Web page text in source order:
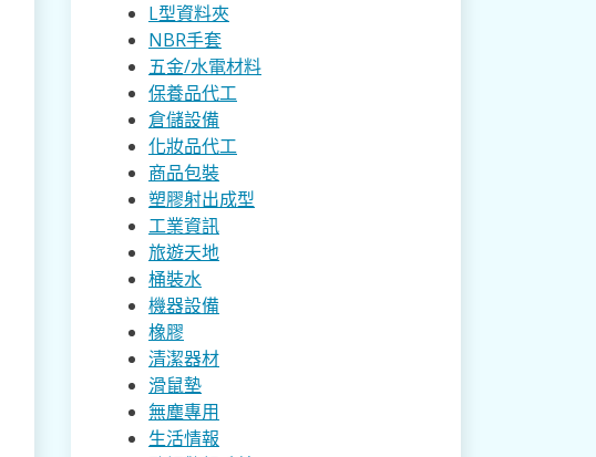
L型資料夾
NBR手套
五金/水電材料
保養品代工
倉儲設備
化妝品代工
商品包裝
塑膠射出成型
工業資訊
旅遊天地
桶裝水
機器設備
橡膠
清潔器材
滑鼠墊
無塵專用
生活情報